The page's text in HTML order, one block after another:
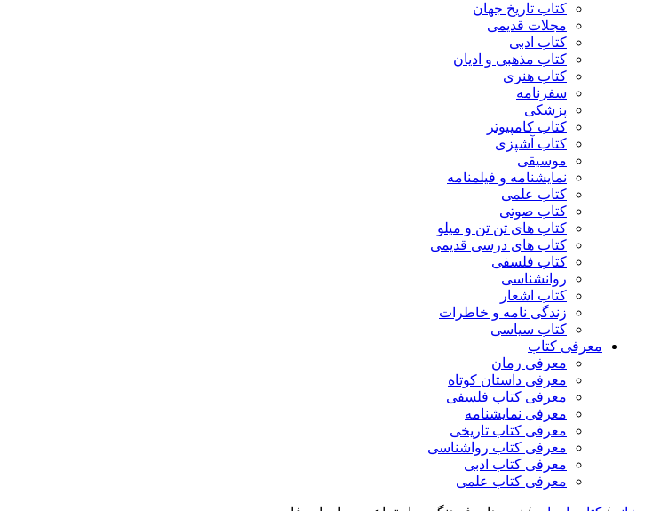
کتاب تاریخ جهان
مجلات قدیمی
کتاب ادبی
کتاب مذهبی و ادیان
کتاب هنری
سفرنامه
پزشکی
کتاب کامپیوتر
کتاب آشپزی
موسیقی
نمایشنامه و فیلمنامه
کتاب علمی
کتاب صوتی
کتاب های تن تن و میلو
کتاب های درسی قدیمی
کتاب فلسفی
روانشناسی
کتاب اشعار
زندگی نامه و خاطرات
کتاب سیاسی
معرفی کتاب
معرفی رمان
معرفی داستان کوتاه
معرفی کتاب فلسفی
معرفی نمایشنامه
معرفی کتاب تاریخی
معرفی کتاب رواشناسی
معرفی کتاب ادبی
معرفی کتاب علمی